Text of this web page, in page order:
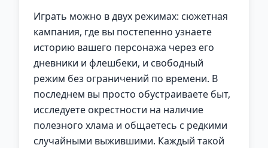
Играть можно в двух режимах: сюжетная
кампания, где вы постепенно узнаете
историю вашего персонажа через его
дневники и флешбеки, и свободный
режим без ограничений по времени. В
последнем вы просто обустраиваете быт,
исследуете окрестности на наличие
полезного хлама и общаетесь с редкими
случайными выжившими. Каждый такой